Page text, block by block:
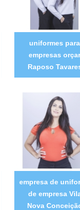
uniformes para
empresas orçar
Raposo
empresa de
de empresa
Nova